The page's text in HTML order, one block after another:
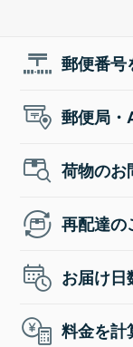
郵便番号
郵便局・
荷物のお
再配達の
お届け日
料金を計